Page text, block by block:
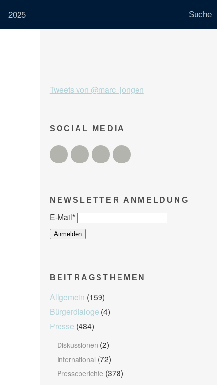
2025
Tweets von @marc_jongen
SOCIAL MEDIA
TwitterFacebookInstagramYouTube
NEWSLETTER ANMELDUNG
E-Mail*
BEITRAGSTHEMEN
Allgemein (159)
Bürgerdialoge (4)
Presse (484)
Diskussionen (2)
International (72)
Presseberichte (378)